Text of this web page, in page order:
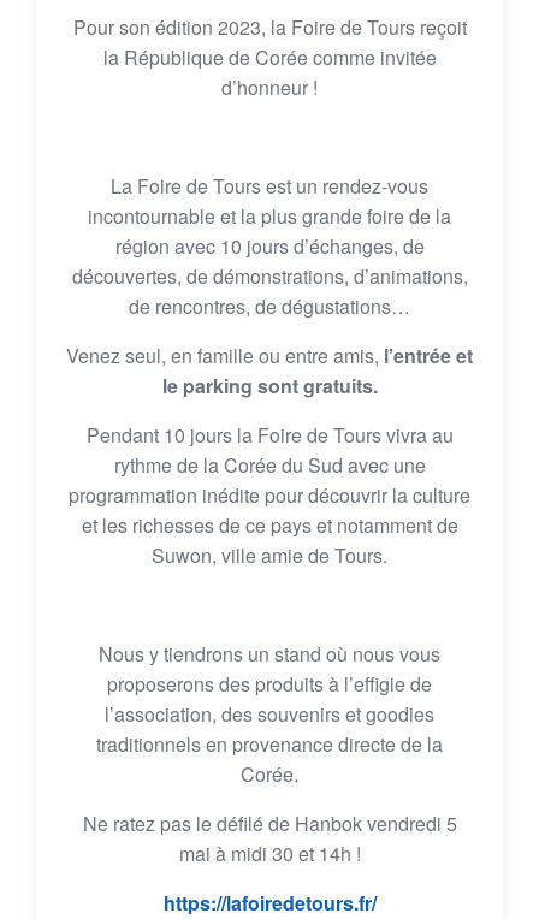
Pour son édition 2023, la Foire de Tours reçoit
la République de Corée comme invitée
d’honneur !
La Foire de Tours est un rendez-vous
incontournable et la plus grande foire de la
région avec 10 jours d’échanges, de
découvertes, de démonstrations, d’animations,
de rencontres, de dégustations…
Venez seul, en famille ou entre amis, l’entrée et
le parking sont gratuits.
Pendant 10 jours la Foire de Tours vivra au
rythme de la Corée du Sud avec une
programmation inédite pour découvrir la culture
et les richesses de ce pays et notamment de
Suwon, ville amie de Tours.
Nous y tiendrons un stand où nous vous
proposerons des produits à l’effigie de
l’association, des souvenirs et goodies
traditionnels en provenance directe de la
Corée.
Ne ratez pas le défilé de Hanbok vendredi 5
mai à midi 30 et 14h !
https://lafoiredetours.fr/